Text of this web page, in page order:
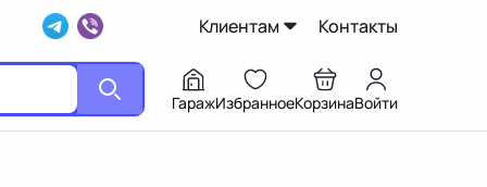
Клиентам Контакты
ГаражИзбранноеКорзинаВойти